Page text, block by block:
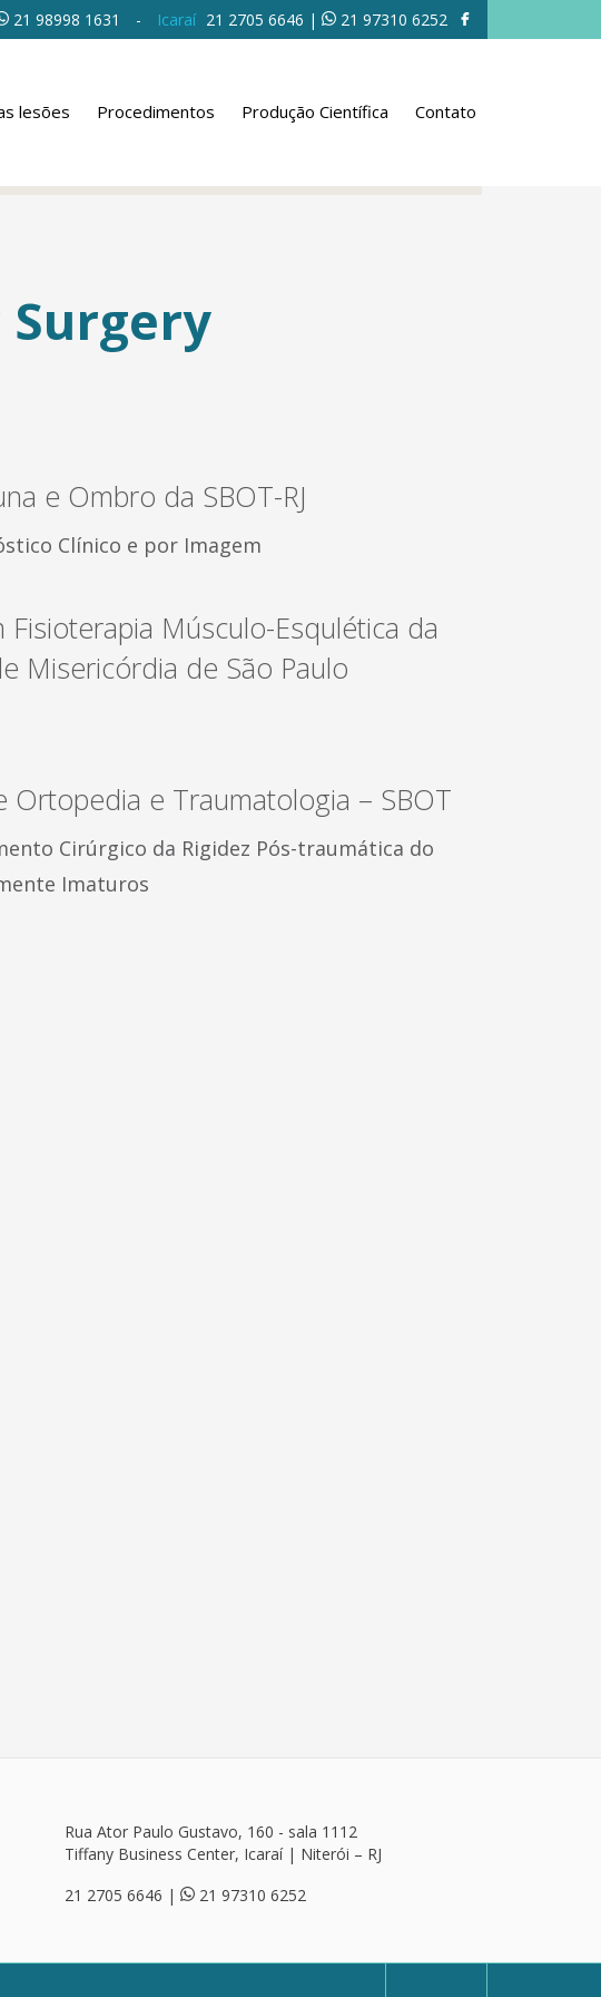
21 98998 1631 - Icaraí 21 2705 6646 | 21 97310 6252
lesões Procedimentos Produção Científica Contato
e Ombro da SBOT-RJ
Clínico e por Imagem
Músculo-Esqulética da
Misericórdia de São Paulo
Ortopedia e Traumatologia – SBOT
Cirúrgico da Rigidez Pós-traumática do
Imaturos
Rua Ator Paulo Gustavo, 160 - sala 1112
Tiffany Business Center, Icaraí | Niterói – RJ
21 2705 6646 | 21 97310 6252